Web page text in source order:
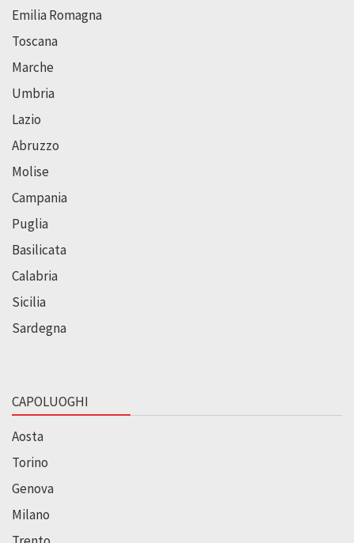
Emilia Romagna
Toscana
Marche
Umbria
Lazio
Abruzzo
Molise
Campania
Puglia
Basilicata
Calabria
Sicilia
Sardegna
CAPOLUOGHI
Aosta
Torino
Genova
Milano